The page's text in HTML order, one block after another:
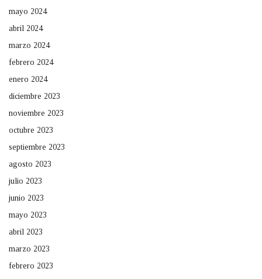
mayo 2024
abril 2024
marzo 2024
febrero 2024
enero 2024
diciembre 2023
noviembre 2023
octubre 2023
septiembre 2023
agosto 2023
julio 2023
junio 2023
mayo 2023
abril 2023
marzo 2023
febrero 2023